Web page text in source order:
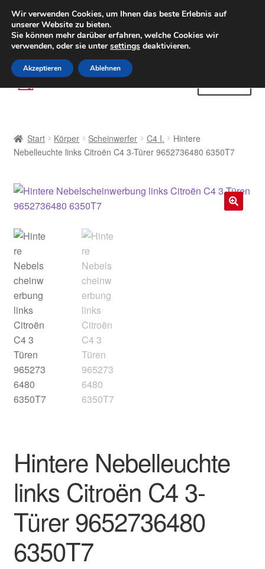
LIEFERUNG ab 6 EUR
Weltweiter Versand
(800) 500 564Mo-Fr 9-16 Uhr
Zur
Navigation
Zum
Inhalt
AGB
Beschwerdeordnung
Datenschutz-Bestimmungen
Impressum
Kasse
Kontakt
Lieferung
Mein Konto
Warenkorb
Weltweiter Versand
Zahlungen
Start Körper Scheinwerfer C4 I.
Hintere
Nebelleuchte links Citroën C4 3-Türer 9652736480 6350T7
Hintere Nebelleuchte
links Citroën C4 3-
Türer 9652736480
6350T7
Wir verwenden Cookies, um Ihnen das beste Erlebnis auf
unserer Website zu bieten.
Sie können mehr darüber erfahren, welche Cookies wir
verwenden, oder sie untersettings deaktivieren.
Akzeptieren Ablehnen